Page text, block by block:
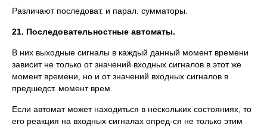
Различают последоват. и парал. сумматоры.
21. Последовательностные автоматы.
В них выходные сигналы в каждый данный момент времени
зависит не только от значений входных сигналов в этот же
момент времени, но и от значений входных сигналов в
предшедст. момент врем.
Если автомат может находиться в нескольких состояниях, то
его реакция на входных сигналах опред-ся не только этим